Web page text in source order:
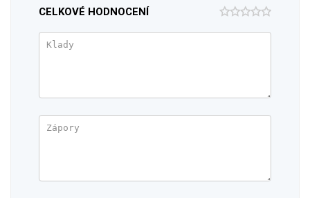
CELKOVÉ HODNOCENÍ